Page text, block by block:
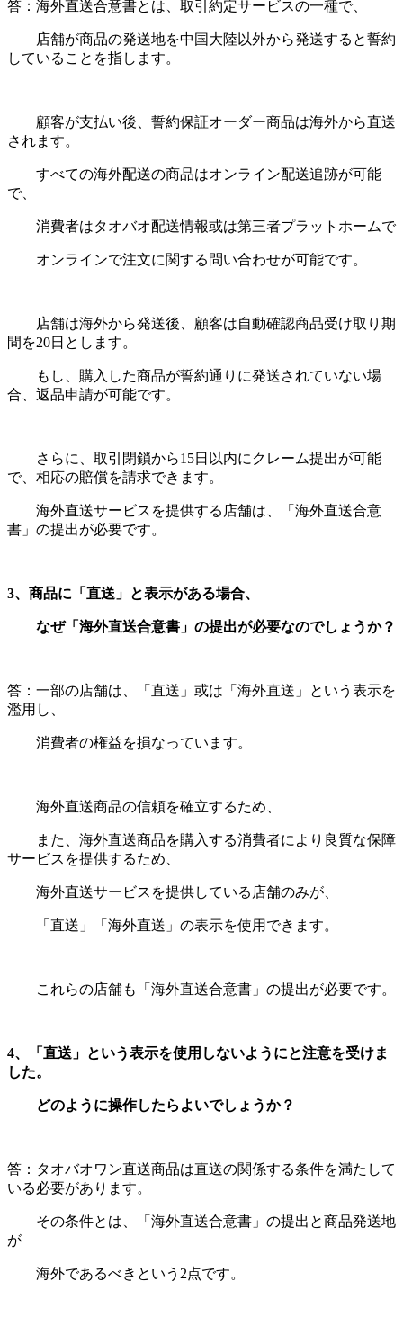
答：海外直送合意書とは、取引約定サービスの一種で、
店舗が商品の発送地を中国大陸以外から発送すると誓約
していることを指します。
顧客が支払い後、誓約保証オーダー商品は海外から直送
されます。
すべての海外配送の商品はオンライン配送追跡が可能
で、
消費者はタオバオ配送情報或は第三者プラットホームで
オンラインで注文に関する問い合わせが可能です。
店舗は海外から発送後、顧客は自動確認商品受け取り期
間を20日とします。
もし、購入した商品が誓約通りに発送されていない場
合、返品申請が可能です。
さらに、取引閉鎖から15日以内にクレーム提出が可能
で、相応の賠償を請求できます。
海外直送サービスを提供する店舗は、「海外直送合意
書」の提出が必要です。
3、商品に「直送」と表示がある場合、
なぜ「海外直送合意書」の提出が必要なのでしょうか？
答：一部の店舗は、「直送」或は「海外直送」という表示を
濫用し、
消費者の権益を損なっています。
海外直送商品の信頼を確立するため、
また、海外直送商品を購入する消費者により良質な保障
サービスを提供するため、
海外直送サービスを提供している店舗のみが、
「直送」「海外直送」の表示を使用できます。
これらの店舗も「海外直送合意書」の提出が必要です。
4、「直送」という表示を使用しないようにと注意を受けま
した。
どのように操作したらよいでしょうか？
答：タオバオワン直送商品は直送の関係する条件を満たして
いる必要があります。
その条件とは、「海外直送合意書」の提出と商品発送地
が
海外であるべきという 2点です。